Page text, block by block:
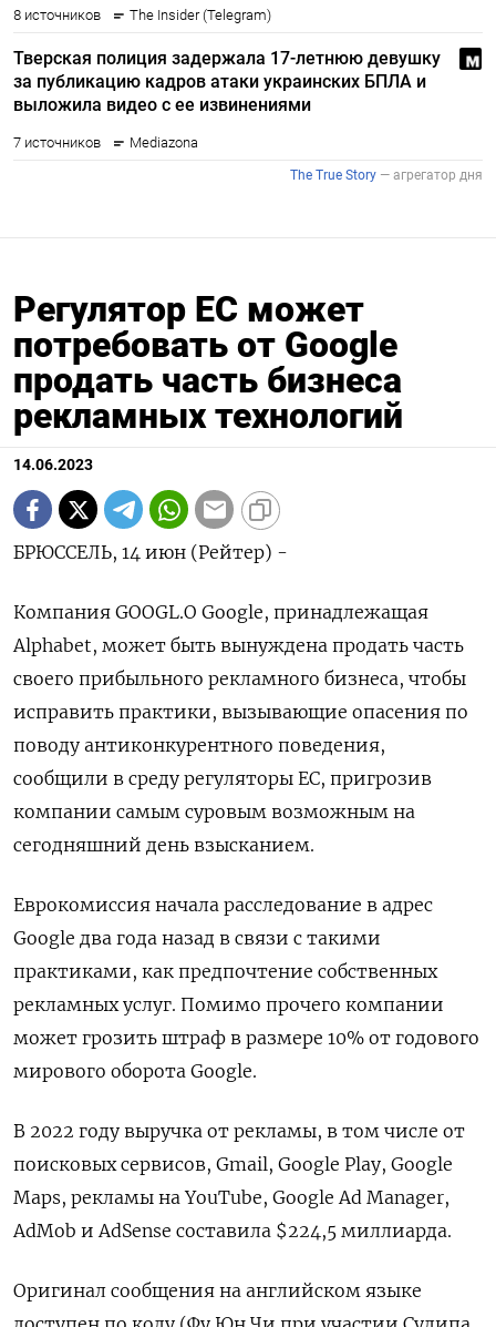
Регулятор ЕС может
потребовать от Google
продать часть бизнеса
рекламных технологий
14.06.2023
БРЮССЕЛЬ, 14 июн (Рейтер) -
Компания GOOGL.O Google, принадлежащая
Alphabet, может быть вынуждена продать часть
своего прибыльного рекламного бизнеса, чтобы
исправить практики, вызывающие опасения по
поводу антиконкурентного поведения,
сообщили в среду регуляторы ЕС, пригрозив
компании самым суровым возможным на
сегодняшний день взысканием.
Еврокомиссия начала расследование в адрес
Google два года назад в связи с такими
практиками, как предпочтение собственных
рекламных услуг. Помимо прочего компании
может грозить штраф в размере 10% от годового
мирового оборота Google.
В 2022 году выручка от рекламы, в том числе от
поисковых сервисов, Gmail, Google Play, Google
Maps, рекламы на YouTube, Google Ad Manager,
AdMob и AdSense составила $224,5 миллиарда.
Оригинал сообщения на английском языке